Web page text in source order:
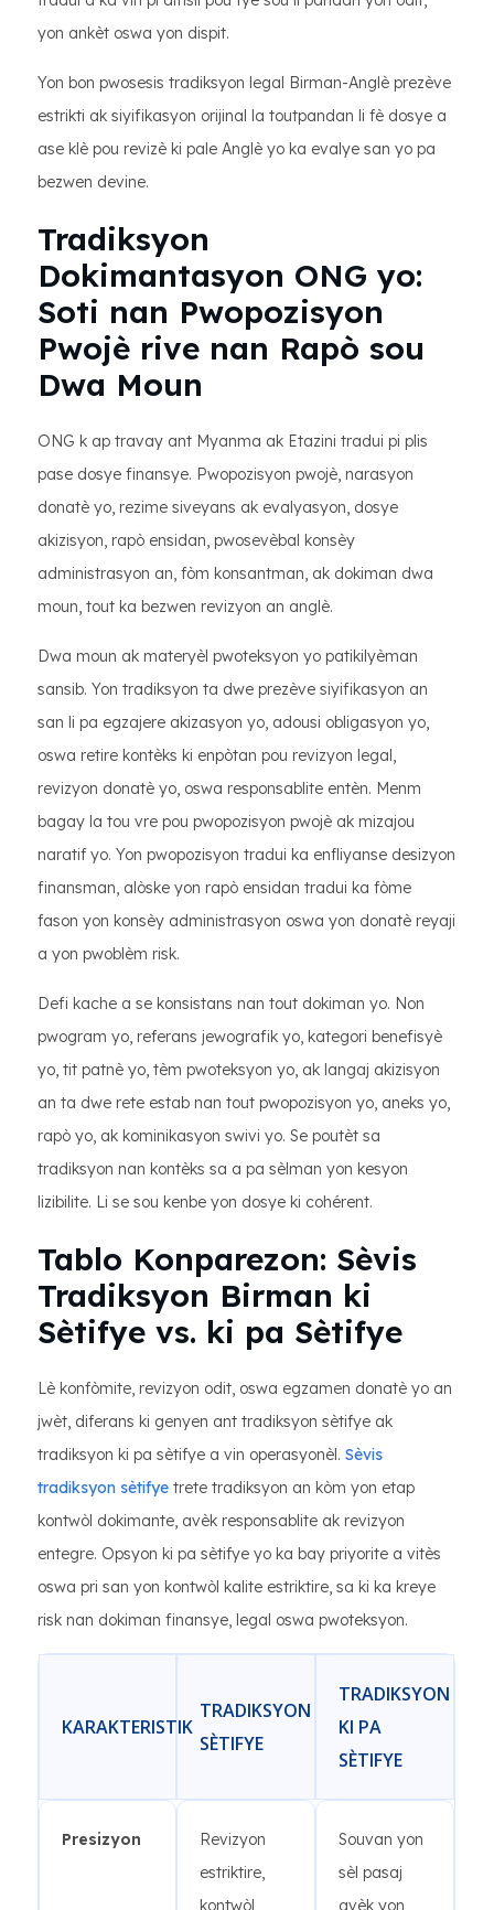
yon ankèt oswa yon dispit.
Yon bon pwosesis tradiksyon legal Birman-Anglè prezève
estrikti ak siyifikasyon orijinal la toutpandan li fè dosye a
ase klè pou revizè ki pale Anglè yo ka evalye san yo pa
bezwen devine.
Tradiksyon
Dokimantasyon ONG yo:
Soti nan Pwopozisyon
Pwojè rive nan Rapò sou
Dwa Moun
ONG k ap travay ant Myanma ak Etazini tradui pi plis
pase dosye finansye. Pwopozisyon pwojè, narasyon
donatè yo, rezime siveyans ak evalyasyon, dosye
akizisyon, rapò ensidan, pwosevèbal konsèy
administrasyon an, fòm konsantman, ak dokiman dwa
moun, tout ka bezwen revizyon an anglè.
Dwa moun ak materyèl pwoteksyon yo patikilyèman
sansib. Yon tradiksyon ta dwe prezève siyifikasyon an
san li pa egzajere akizasyon yo, adousi obligasyon yo,
oswa retire kontèks ki enpòtan pou revizyon legal,
revizyon donatè yo, oswa responsablite entèn. Menm
bagay la tou vre pou pwopozisyon pwojè ak mizajou
naratif yo. Yon pwopozisyon tradui ka enfliyanse desizyon
finansman, alòske yon rapò ensidan tradui ka fòme
fason yon konsèy administrasyon oswa yon donatè reyaji
a yon pwoblèm risk.
Defi kache a se konsistans nan tout dokiman yo. Non
pwogram yo, referans jewografik yo, kategori benefisyè
yo, tit patnè yo, tèm pwoteksyon yo, ak langaj akizisyon
an ta dwe rete estab nan tout pwopozisyon yo, aneks yo,
rapò yo, ak kominikasyon swivi yo. Se poutèt sa
tradiksyon nan kontèks sa a pa sèlman yon kesyon
lizibilite. Li se sou kenbe yon dosye ki cohérent.
Tablo Konparezon: Sèvis
Tradiksyon Birman ki
Sètifye vs. ki pa Sètifye
Lè konfòmite, revizyon odit, oswa egzamen donatè yo an
jwèt, diferans ki genyen ant tradiksyon sètifye ak
tradiksyon ki pa sètifye a vin operasyonèl. Sèvis
tradiksyon sètifye trete tradiksyon an kòm yon etap
kontwòl dokimante, avèk responsablite ak revizyon
entegre. Opsyon ki pa sètifye yo ka bay priyorite a vitès
oswa pri san yon kontwòl kalite estriktire, sa ki ka kreye
risk nan dokiman finansye, legal oswa pwoteksyon.
KARAKTERISTIK
TRADIKSYON
SÈTIFYE
TRADIKSYON
KI PA
SÈTIFYE
Presizyon
Revizyon
estriktire,
kontwòl
Souvan yon
sèl pasaj
avèk yon